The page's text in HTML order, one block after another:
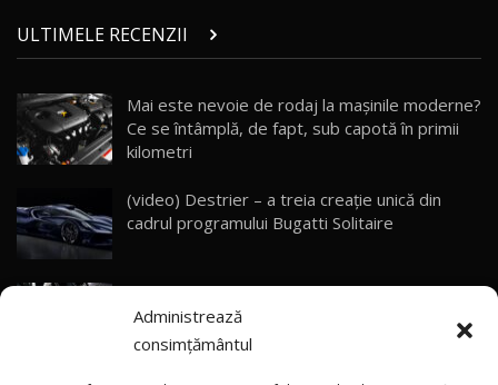
Administrează
consimțământul
28
Noul Geely Monjaro 2025! Mai ieftin și mai
dotat / Test Drive AutoBlog.MD
29
ZEEKR 9X - PRIMUL TEST DRIVE ÎN ROMÂNĂ!
CUM SE CONDUCE?
33:40
30
Primele impresii despre BYD Seal U DM-i,
Sealion 7 și Seal 5 DM-i / Test Drive
AutoBlog.MD
13:56
ULTIMELE RECENZII
Mai este nevoie de rodaj la mașinile moderne?
Ce se întâmplă, de fapt, sub capotă în primii
kilometri
(video) Destrier – a treia creație unică din
cadrul programului Bugatti Solitaire
(video) SRT prezintă tehnologia eBoost Air
care elimină decalajul turbo